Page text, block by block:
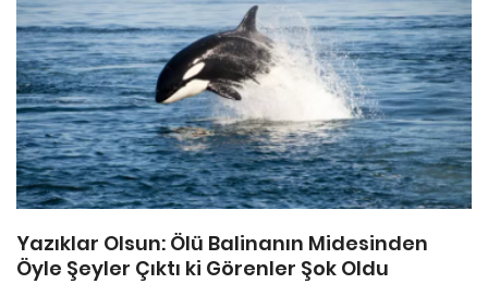
Yazıklar Olsun: Ölü Balinanın Midesinden
Öyle Şeyler Çıktı ki Görenler Şok Oldu